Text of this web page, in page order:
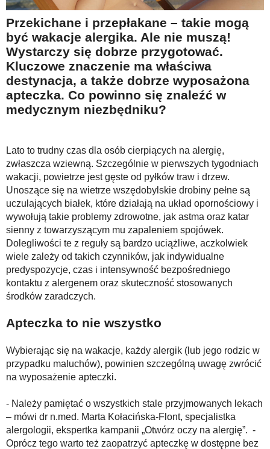
Na wesoło
Hobby i pasje
Żyj aktywnie
60plus - najcenniejsi klienci
Dobra opieka
Warto naśladować
Smacznie i zdrowo
O finansach i społeczeństwie - edukacja nie tylko dla 60plus
Ciekawe książki
Stop samotności
Z internetem za pan brat
Bezpiecznie i w zgodzie z prawem
Przekichane i przepłakane – takie mogą
być wakacje alergika. Ale nie muszą!
Wystarczy się dobrze przygotować.
Kluczowe znaczenie ma właściwa
destynacja, a także dobrze wyposażona
apteczka. Co powinno się znaleźć w
medycznym niezbędniku?
Lato to trudny czas dla osób cierpiących na alergię,
zwłaszcza wziewną. Szczególnie w pierwszych tygodniach
wakacji, powietrze jest gęste od pyłków traw i drzew.
Unoszące się na wietrze wszędobylskie drobiny pełne są
uczulających białek, które działają na układ opornościowy i
wywołują takie problemy zdrowotne, jak astma oraz katar
sienny z towarzyszącym mu zapaleniem spojówek.
Dolegliwości te z reguły są bardzo uciążliwe, aczkolwiek
wiele zależy od takich czynników, jak indywidualne
predyspozycje, czas i intensywność bezpośredniego
kontaktu z alergenem oraz skuteczność stosowanych
środków zaradczych.
Apteczka to nie wszystko
Wybierając się na wakacje, każdy alergik (lub jego rodzic w
przypadku maluchów), powinien szczególną uwagę zwrócić
na wyposażenie apteczki.
- Należy pamiętać o wszystkich stale przyjmowanych lekach
– mówi dr n.med. Marta Kołacińska-Flont, specjalistka
alergologii, ekspertka kampanii „Otwórz oczy na alergię”. -
Oprócz tego warto też zaopatrzyć apteczkę w dostępne bez